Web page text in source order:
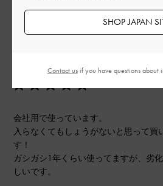
PC入ります！
会社用で使っています。
入らなくてもしょうがないと思って買
す！
ガシガシ1年くらい使ってますが、劣
しいです。
SHOP JAPAN
Contact usif you have questions about